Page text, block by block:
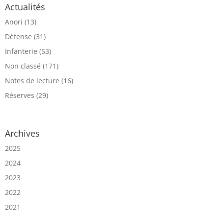
Actualités
Anori (13)
Défense (31)
Infanterie (53)
Non classé (171)
Notes de lecture (16)
Réserves (29)
Archives
2025
2024
2023
2022
2021